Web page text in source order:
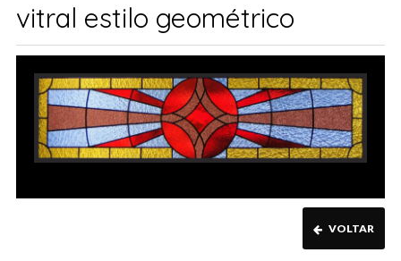
vitral estilo geométrico
VOLTAR